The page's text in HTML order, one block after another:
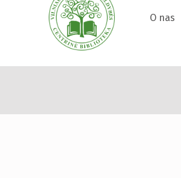
VILNIAUS RAJONO SAVIVALDYBĖS CENTRINĖ BIBLIOTEKA O nas